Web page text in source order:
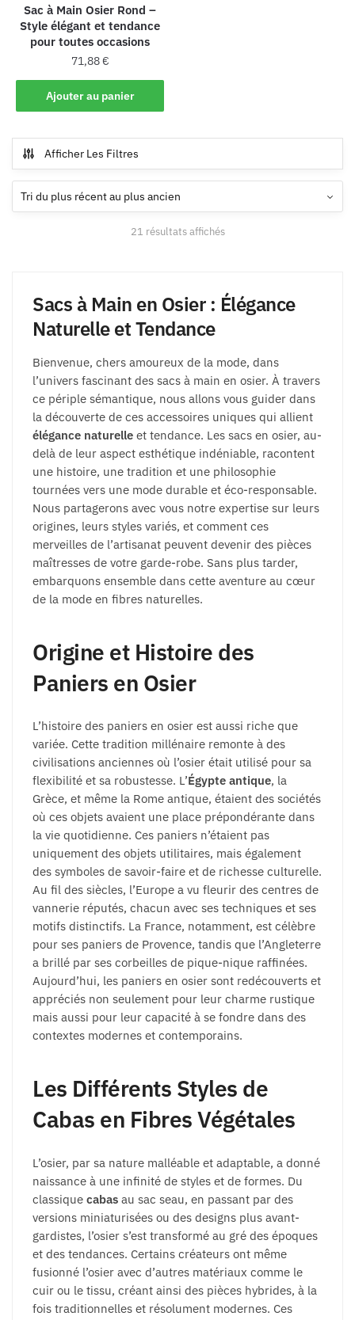
Sac à Main Osier Rond –
Style élégant et tendance
pour toutes occasions
71,88€
Ajouter au panier
Afficher Les Filtres
21 résultats affichés
Sacs à Main en Osier : Élégance
Naturelle et Tendance
Bienvenue, chers amoureux de la mode, dans
l’univers fascinant des sacs à main en osier. À travers
ce périple sémantique, nous allons vous guider dans
la découverte de ces accessoires uniques qui allient
élégance naturelle et tendance. Les sacs en osier, au-
delà de leur aspect esthétique indéniable, racontent
une histoire, une tradition et une philosophie
tournées vers une mode durable et éco-responsable.
Nous partagerons avec vous notre expertise sur leurs
origines, leurs styles variés, et comment ces
merveilles de l’artisanat peuvent devenir des pièces
maîtresses de votre garde-robe. Sans plus tarder,
embarquons ensemble dans cette aventure au cœur
de la mode en fibres naturelles.
Origine et Histoire des
Paniers en Osier
L’histoire des paniers en osier est aussi riche que
variée. Cette tradition millénaire remonte à des
civilisations anciennes où l’osier était utilisé pour sa
flexibilité et sa robustesse. L’Égypte antique, la
Grèce, et même la Rome antique, étaient des sociétés
où ces objets avaient une place prépondérante dans
la vie quotidienne. Ces paniers n’étaient pas
uniquement des objets utilitaires, mais également
des symboles de savoir-faire et de richesse culturelle.
Au fil des siècles, l’Europe a vu fleurir des centres de
vannerie réputés, chacun avec ses techniques et ses
motifs distinctifs. La France, notamment, est célèbre
pour ses paniers de Provence, tandis que l’Angleterre
a brillé par ses corbeilles de pique-nique raffinées.
Aujourd’hui, les paniers en osier sont redécouverts et
appréciés non seulement pour leur charme rustique
mais aussi pour leur capacité à se fondre dans des
contextes modernes et contemporains.
Les Différents Styles de
Cabas en Fibres Végétales
L’osier, par sa nature malléable et adaptable, a donné
naissance à une infinité de styles et de formes. Du
classique cabas au sac seau, en passant par des
versions miniaturisées ou des designs plus avant-
gardistes, l’osier s’est transformé au gré des époques
et des tendances. Certains créateurs ont même
fusionné l’osier avec d’autres matériaux comme le
cuir ou le tissu, créant ainsi des pièces hybrides, à la
fois traditionnelles et résolument modernes. Ces